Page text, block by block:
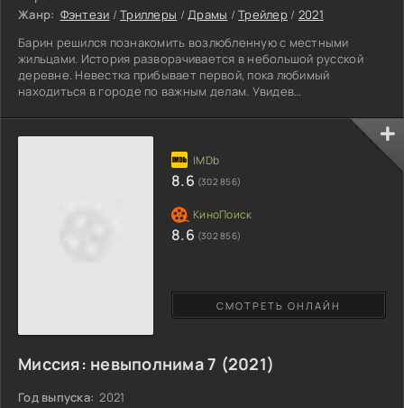
Жанр: Фэнтези /Триллеры /Драмы /Трейлер/ 2021
Барин решился познакомить возлюбленную с местными
жильцами. История разворачивается в небольшой русской
деревне. Невестка прибывает первой, пока любимый
находиться в городе по важным делам. Увидев
внешность и погружаются в мир фантазий. Понимая, что
красота не далась незнакомке просто так, она выменяла её у
чёрта на эмоции. Один мужчина удержался от превосходства
появившейся несносной девицы. Удержав себя, он сможет
Миссия: невыполнима 7 (2021)
Год выпуска: 2021
СМОТРЕТЬ ОНЛАЙН
8.6 (302 856)
8.6 (302 856)